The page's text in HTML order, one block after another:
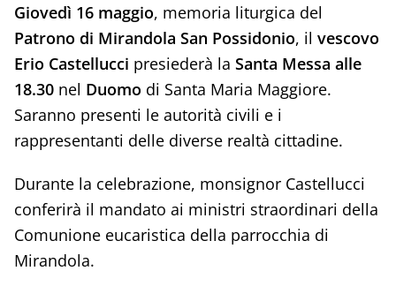
Giovedì 16 maggio, memoria liturgica del
Patrono di Mirandola San Possidonio, il vescovo
Erio Castellucci presiederà la Santa Messa alle
18.30nel Duomo di Santa Maria Maggiore.
Saranno presenti le autorità civili e i
rappresentanti delle diverse realtà cittadine.
Durante la celebrazione, monsignor Castellucci
conferirà il mandato ai ministri straordinari della
Comunione eucaristica della parrocchia di
Mirandola.